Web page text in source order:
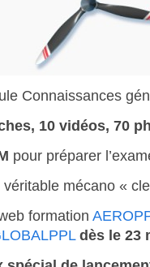
Connaissances
10 vidéos, 70
pour préparer
mécano «
formation
dès le 23